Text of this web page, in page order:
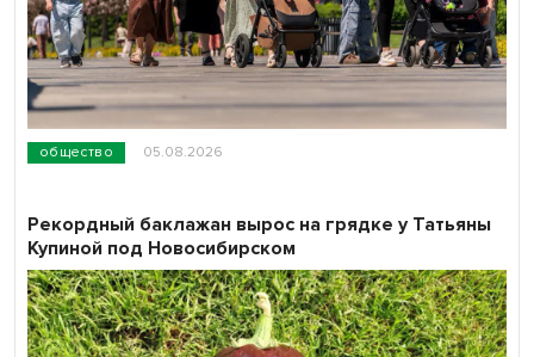
общество 05.08.2026
Рекордный баклажан вырос на грядке у Татьяны
Купиной под Новосибирском